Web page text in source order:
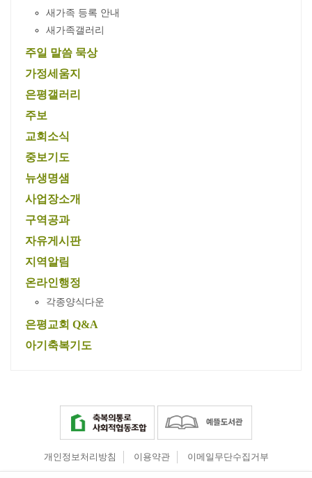
새가족 등록 안내
새가족갤러리
주일 말씀 묵상
가정세움지
은평갤러리
주보
교회소식
중보기도
뉴생명샘
사업장소개
구역공과
자유게시판
지역알림
온라인행정
각종양식다운
은평교회 Q&A
아기축복기도
개인정보처리방침 이용약관 이메일무단수집거부